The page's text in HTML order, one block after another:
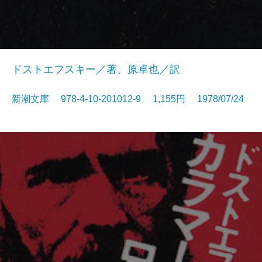
ドストエフスキー／著、原卓也／訳
新潮文庫 978-4-10-201012-9 1,155円 1978/07/24